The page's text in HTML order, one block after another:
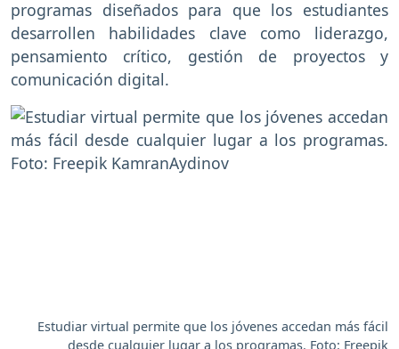
programas diseñados para que los estudiantes
desarrollen habilidades clave como liderazgo,
pensamiento crítico, gestión de proyectos y
comunicación digital.
Estudiar virtual permite que los jóvenes accedan más fácil
desde cualquier lugar a los programas. Foto: Freepik